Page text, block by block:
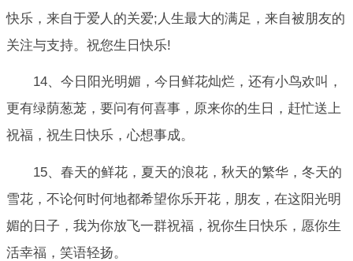
快乐，来自于爱人的关爱;人生最大的满足，来自被朋友的
关注与支持。祝您生日快乐!
14、今日阳光明媚，今日鲜花灿烂，还有小鸟欢叫，
更有绿荫葱茏，要问有何喜事，原来你的生日，赶忙送上
祝福，祝生日快乐，心想事成。
15、春天的鲜花，夏天的浪花，秋天的繁华，冬天的
雪花，不论何时何地都希望你乐开花，朋友，在这阳光明
媚的日子，我为你放飞一群祝福，祝你生日快乐，愿你生
活幸福，笑语轻扬。